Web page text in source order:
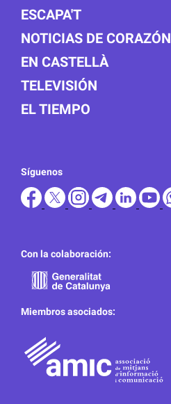
ESCAPA'T
NOTICIAS DE CORAZÓN
EN CASTELLÀ
TELEVISIÓN
EL TIEMPO
Síguenos
Con la colaboración:
Miembros asociados: